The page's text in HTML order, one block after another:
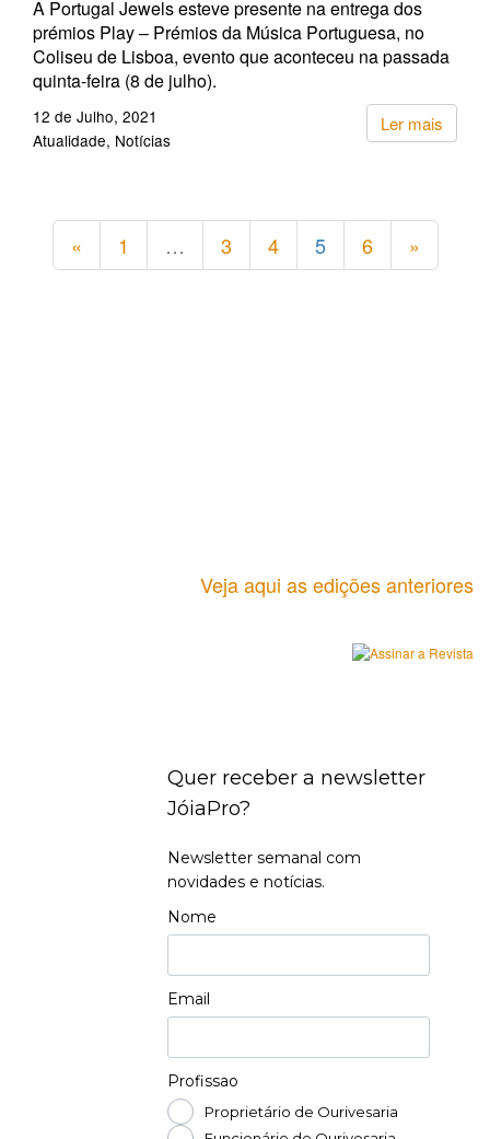
A Portugal Jewels esteve presente na entrega dos
prémios Play – Prémios da Música Portuguesa, no
Coliseu de Lisboa, evento que aconteceu na passada
quinta-feira (8 de julho).
Ler mais
12 de Julho, 2021
Atualidade Notícias
« 1 … 3 4 5 6 »
Veja aqui as edições anteriores